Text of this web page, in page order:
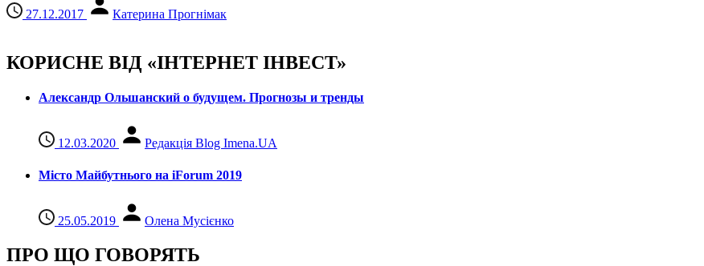
27.12.2017 Катерина Прогнімак
КОРИСНЕ ВІД «ІНТЕРНЕТ ІНВЕСТ»
Александр Ольшанский о будущем. Прогнозы и тренды
12.03.2020 Редакція Blog Imena.UA
Місто Майбутнього на iForum 2019
25.05.2019 Олена Мусієнко
ПРО ЩО ГОВОРЯТЬ